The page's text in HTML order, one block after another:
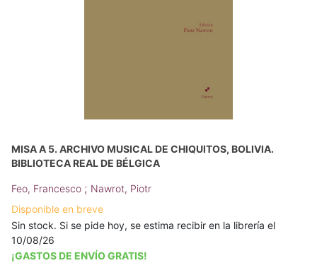
MISA A 5. ARCHIVO MUSICAL DE CHIQUITOS, BOLIVIA.
BIBLIOTECA REAL DE BÉLGICA
Feo, Francesco ; Nawrot, Piotr
Disponible en breve
Sin stock. Si se pide hoy, se estima recibir en la librería el
10/08/26
¡GASTOS DE ENVÍO GRATIS!